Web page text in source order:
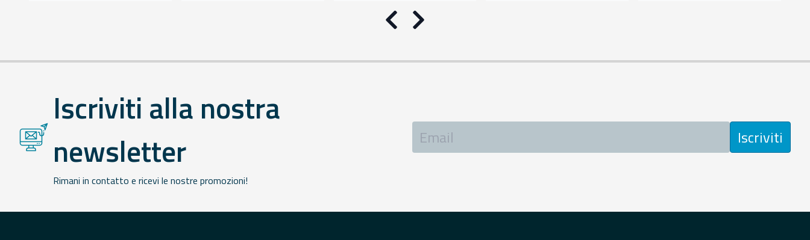
Precedente
Successivo
Iscriviti alla nostra
newsletter
Rimani in contatto e ricevi le nostre promozioni!
Iscriviti